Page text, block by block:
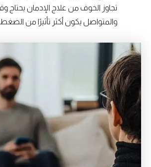
تجاوز الخوف من علاج الإدمان يحتاج
والمتواصل يكون أكثر تأثيرًا من الضغط